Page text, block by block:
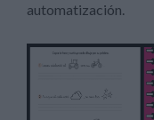
automatización.